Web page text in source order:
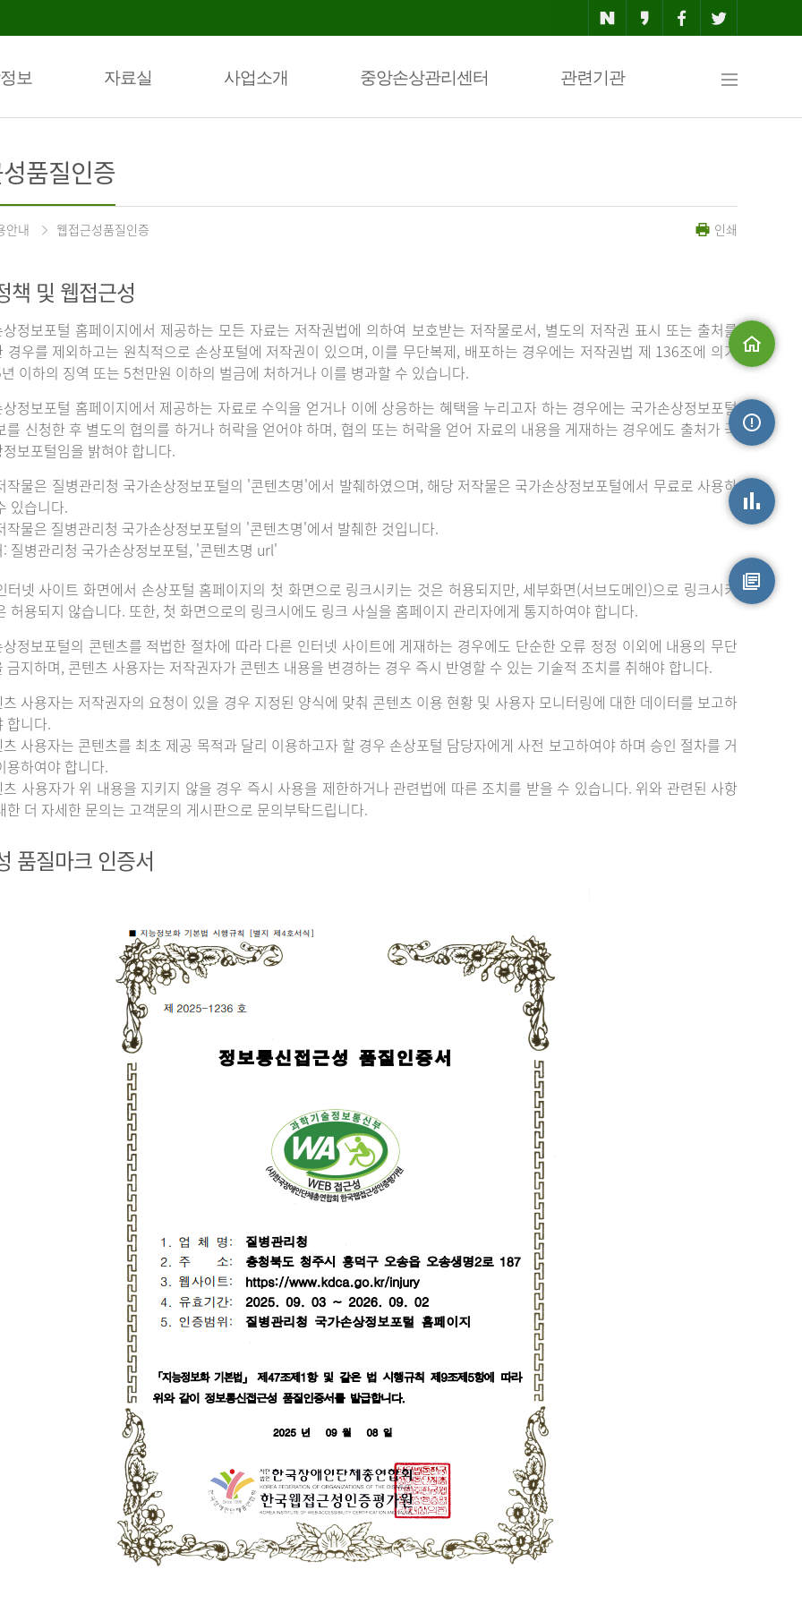
보 자료실 사업소개 중앙손상관리센터 관련기관
맵
품질인증
안내 웹접근성품질인증 인쇄
책 및 웹접근성
상정보포털 홈페이지에서 제공하는 모든 자료는 저작권법에 의하여 보호받는 저작물로서, 별도의 저작권 표시 또는 출처를
경우를 제외하고는 원칙적으로 손상포털에 저작권이 있으며, 이를 무단복제, 배포하는 경우에는 저작권법 제 136조에 의거
이하의 징역 또는 5천만원 이하의 벌금에 처하거나 이를 병과할 수 있습니다.
상정보포털 홈페이지에서 제공하는 자료로 수익을 얻거나 이에 상응하는 혜택을 누리고자 하는 경우에는 국가손상정보포털
를 신청한 후 별도의 협의를 하거나 허락을 얻어야 하며, 협의 또는 허락을 얻어 자료의 내용을 게재하는 경우에도 출처가 국
보포털임을 밝혀야 합니다.
작물은 질병관리청 국가손상정보포털의 '콘텐츠명'에서 발췌하였으며, 해당 저작물은 국가손상정보포털에서 무료로 사용하
있습니다.
작물은 질병관리청 국가손상정보포털의 '콘텐츠명'에서 발췌한 것입니다.
: 질병관리청 국가손상정보포털, '콘텐츠명 url'
터넷 사이트 화면에서 손상포털 홈페이지의 첫 화면으로 링크시키는 것은 허용되지만, 세부화면(서브도메인)으로 링크시키
허용되지 않습니다. 또한, 첫 화면으로의 링크시에도 링크 사실을 홈페이지 관리자에게 통지하여야 합니다.
상정보포털의 콘텐츠를 적법한 절차에 따라 다른 인터넷 사이트에 게재하는 경우에도 단순한 오류 정정 이외에 내용의 무단
금지하며, 콘텐츠 사용자는 저작권자가 콘텐츠 내용을 변경하는 경우 즉시 반영할 수 있는 기술적 조치를 취해야 합니다.
츠 사용자는 저작권자의 요청이 있을 경우 지정된 양식에 맞춰 콘텐츠 이용 현황 및 사용자 모니터링에 대한 데이터를 보고하
합니다.
츠 사용자는 콘텐츠를 최초 제공 목적과 달리 이용하고자 할 경우 손상포털 담당자에게 사전 보고하여야 하며 승인 절차를 거
용하여야 합니다.
츠 사용자가 위 내용을 지키지 않을 경우 즉시 사용을 제한하거나 관련법에 따른 조치를 받을 수 있습니다. 위와 관련된 사항
한 더 자세한 문의는 고객문의 게시판으로 문의부탁드립니다.
품질마크 인증서